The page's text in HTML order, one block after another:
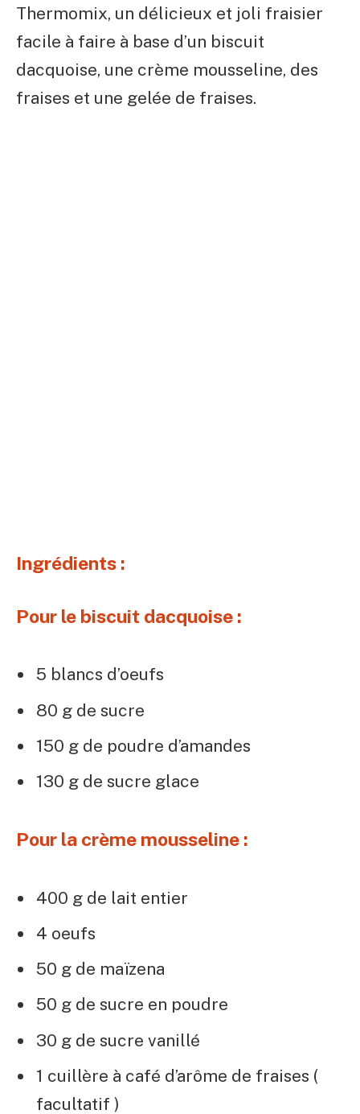
Thermomix, un délicieux et joli fraisier
facile à faire à base d’un biscuit
dacquoise, une crème mousseline, des
fraises et une gelée de fraises.
Ingrédients :
Pour le biscuit dacquoise :
5 blancs d’oeufs
80 g de sucre
150 g de poudre d’amandes
130 g de sucre glace
Pour la crème mousseline :
400 g de lait entier
4 oeufs
50 g de maïzena
50 g de sucre en poudre
30 g de sucre vanillé
1 cuillère à café d’arôme de fraises (
facultatif )